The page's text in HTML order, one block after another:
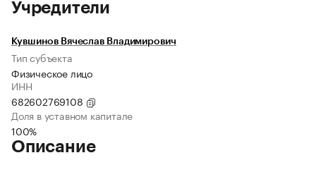
Учредители
Кувшинов Вячеслав Владимирович
Тип субъекта
Физическое лицо
ИНН
682602769108
Доля в уставном капитале
100%
Описание